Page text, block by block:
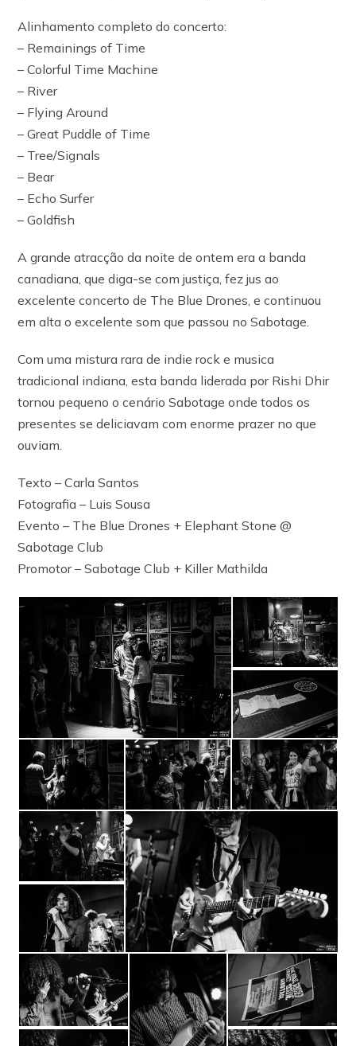
Alinhamento completo do concerto:
– Remainings of Time
– Colorful Time Machine
– River
– Flying Around
– Great Puddle of Time
– Tree/Signals
– Bear
– Echo Surfer
– Goldfish
A grande atracção da noite de ontem era a banda
canadiana, que diga-se com justiça, fez jus ao
excelente concerto de The Blue Drones, e continuou
em alta o excelente som que passou no Sabotage.
Com uma mistura rara de indie rock e musica
tradicional indiana, esta banda liderada por Rishi Dhir
tornou pequeno o cenário Sabotage onde todos os
presentes se deliciavam com enorme prazer no que
ouviam.
Texto – Carla Santos
Fotografia – Luis Sousa
Evento – The Blue Drones + Elephant Stone @
Sabotage Club
Promotor – Sabotage Club + Killer Mathilda